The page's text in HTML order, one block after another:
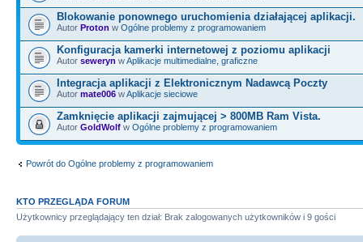
Blokowanie ponownego uruchomienia działającej aplikacji.
Autor Proton w Ogólne problemy z programowaniem
Konfiguracja kamerki internetowej z poziomu aplikacji
Autor seweryn wAplikacje multimedialne, graficzne
Integracja aplikacji z Elektronicznym Nadawcą Poczty
Autor mate006 wAplikacje sieciowe
Zamknięcie aplikacji zajmującej > 800MB Ram Vista.
Autor GoldWolf w Ogólne problemy z programowaniem
Powrót do Ogólne problemy z programowaniem
KTO PRZEGLĄDA FORUM
Użytkownicy przeglądający ten dział: Brak zalogowanych użytkowników i 9 gości